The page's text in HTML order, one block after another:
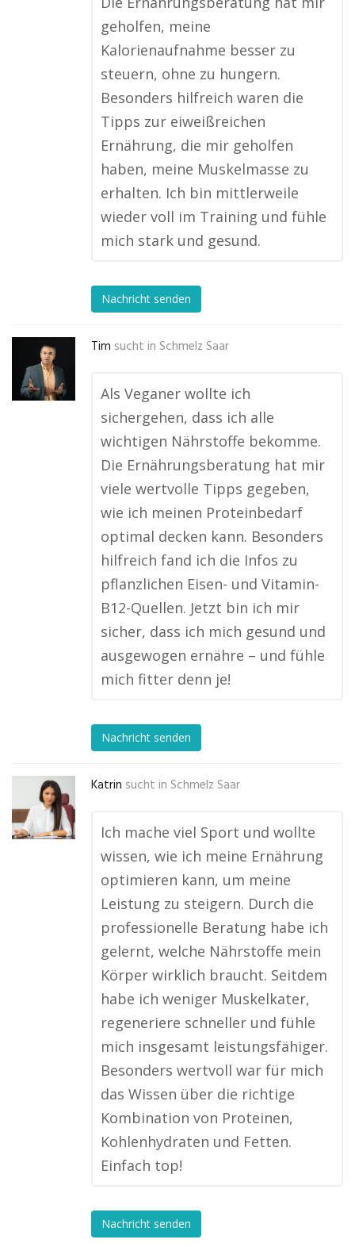
geholfen, meine
Kalorienaufnahme besser zu
steuern, ohne zu hungern.
Besonders hilfreich waren die
Tipps zur eiweißreichen
Ernährung, die mir geholfen
haben, meine Muskelmasse zu
erhalten. Ich bin mittlerweile
wieder voll im Training und fühle
mich stark und gesund.
Nachricht senden
Tim sucht in Schmelz Saar
Als Veganer wollte ich
sichergehen, dass ich alle
wichtigen Nährstoffe bekomme.
Die Ernährungsberatung hat mir
viele wertvolle Tipps gegeben,
wie ich meinen Proteinbedarf
optimal decken kann. Besonders
hilfreich fand ich die Infos zu
pflanzlichen Eisen- und Vitamin-
B12-Quellen. Jetzt bin ich mir
sicher, dass ich mich gesund und
ausgewogen ernähre – und fühle
mich fitter denn je!
Nachricht senden
Katrin sucht in Schmelz Saar
Ich mache viel Sport und wollte
wissen, wie ich meine Ernährung
optimieren kann, um meine
Leistung zu steigern. Durch die
professionelle Beratung habe ich
gelernt, welche Nährstoffe mein
Körper wirklich braucht. Seitdem
habe ich weniger Muskelkater,
regeneriere schneller und fühle
mich insgesamt leistungsfähiger.
Besonders wertvoll war für mich
das Wissen über die richtige
Kombination von Proteinen,
Kohlenhydraten und Fetten.
Einfach top!
Nachricht senden